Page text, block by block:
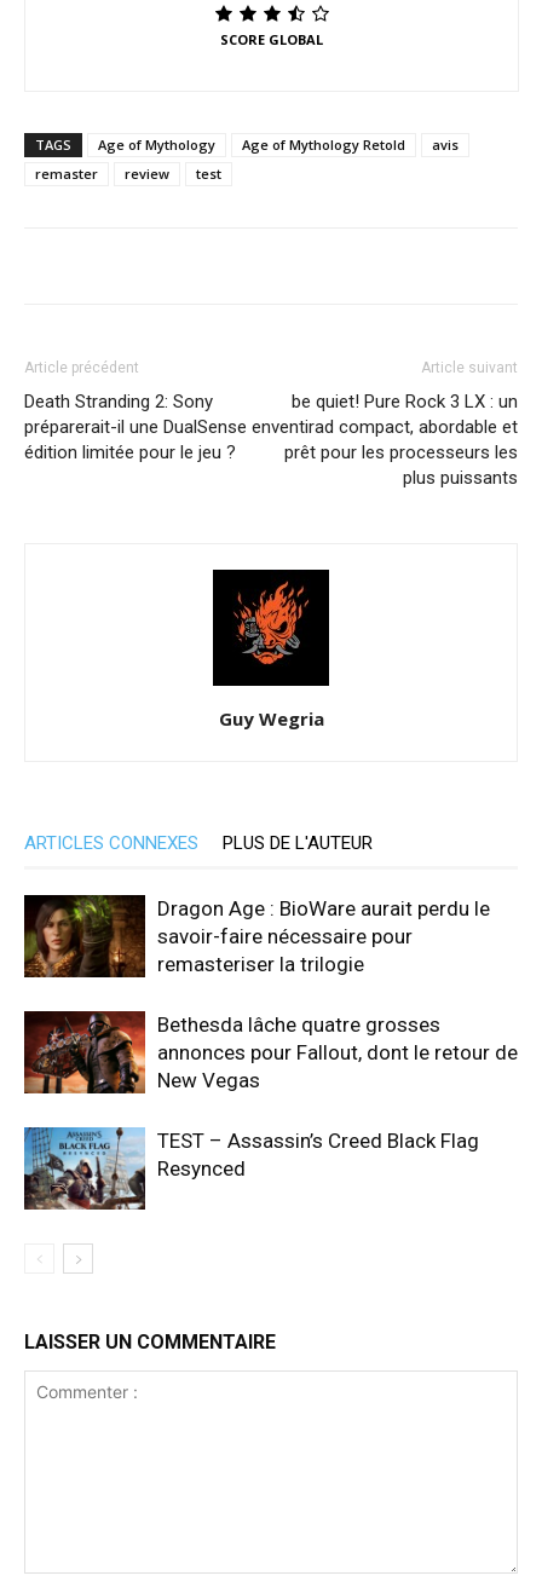
SCORE GLOBAL
TAGS Age of Mythology Age of Mythology Retold
avis
remaster
review test
Article précédent
Death Stranding 2: Sony
préparerait-il une DualSense en
édition limitée pour le jeu ?
Article suivant
be quiet! Pure Rock 3 LX : un
ventirad compact, abordable et
prêt pour les processeurs les
plus puissants
Guy Wegria
ARTICLES CONNEXES PLUS DE L'AUTEUR
Dragon Age : BioWare aurait perdu le
savoir-faire nécessaire pour
remasteriser la trilogie
Bethesda lâche quatre grosses
annonces pour Fallout, dont le retour de
New Vegas
TEST – Assassin’s Creed Black Flag
Resynced
LAISSER UN COMMENTAIRE